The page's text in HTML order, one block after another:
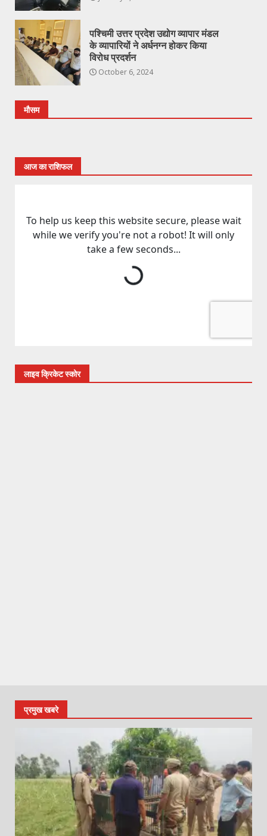
पश्चिमी उत्तर प्रदेश उद्योग व्यापार मंडल
के व्यापारियों ने अर्धनग्न होकर किया
विरोध प्रदर्शन
October 6, 2024
मौसम
आज का राशिफल
लाइव क्रिकेट स्कोर
प्रमुख खबरे